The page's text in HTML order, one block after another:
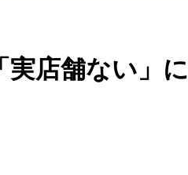
店舗ない」に